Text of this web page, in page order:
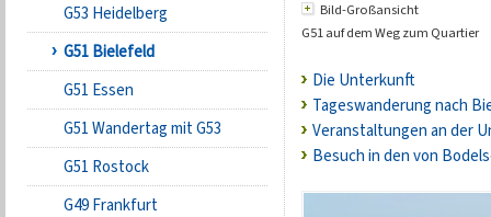
G53 Heidelberg
G51 Bielefeld
G51 Essen
G51 Wandertag mit G53
G51 Rostock
G49 Frankfurt
Bild-Großansicht
G51 auf dem Weg zum Quartier
Die Unterkunft
Tageswanderung nach
Veranstaltungen an der
Besuch in den von